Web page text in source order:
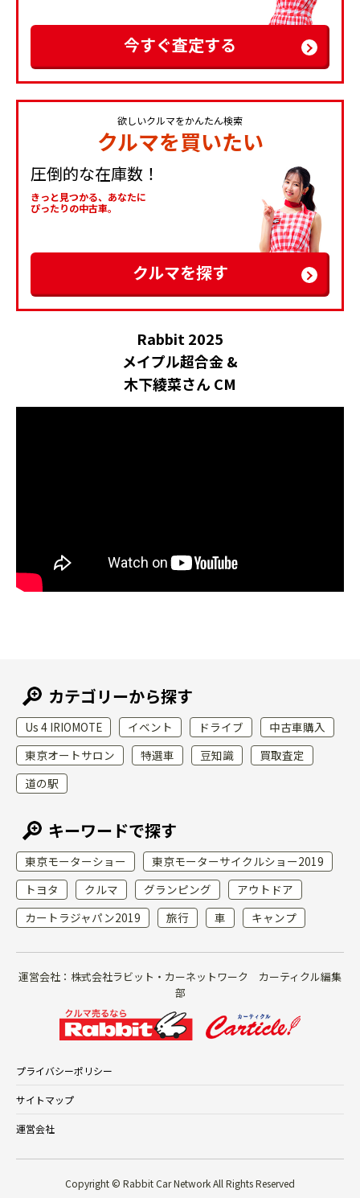
今すぐ査定する
欲しいクルマをかんたん検索
クルマを買いたい
圧倒的な在庫数！
きっと見つかる、あなたに
ぴったりの中古車。
クルマを探す
Rabbit 2025
メイプル超合金 &
木下綾菜さん CM
カテゴリーから探す
Us 4 IRIOMOTE イベント ドライブ
中古車購入
東京オートサロン
特選車 豆知識
買取査定
道の駅
キーワードで探す
東京モーターショー
東京モーターサイクルショー2019
トヨタ
クルマ グランピング
アウトドア
カートラジャパン2019
旅行 車 キャンプ
運営会社：株式会社ラビット・カーネットワーク カーティクル編集
部
プライバシーポリシー
サイトマップ
運営会社
Copyright © Rabbit Car Network All Rights Reserved